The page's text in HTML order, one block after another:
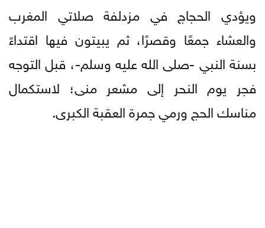
ويؤدي الحجاج في مزدلفة صلاتي المغرب
والعشاء جمعًا وقصرًا، ثم يبيتون فيها اقتداءً
بسنة النبي -صلى الله عليه وسلم-، قبل التوجه
فجر يوم النحر إلى مشعر منى؛ لاستكمال
مناسك الحج ورمي جمرة العقبة الكبرى.